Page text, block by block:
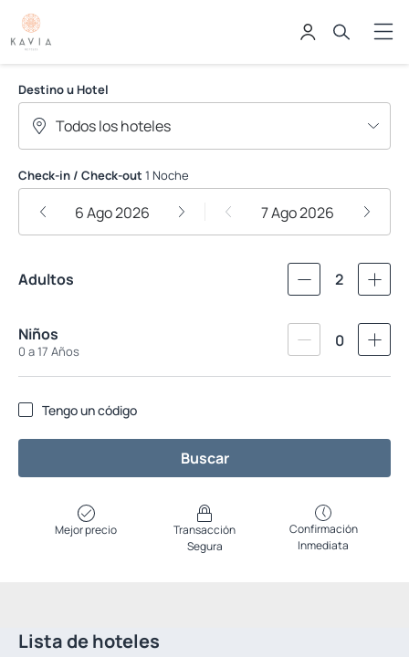
Hoteles Kavia
Destino u Hotel
Check-in / Check-out 1 Noche
6 Ago 2026 7 Ago 2026
Adultos 2
Niños
0 a 17 Años
0
Tengo un código
Buscar
Mejor precio
Transacción
Segura
Confirmación
Inmediata
Lista de hoteles